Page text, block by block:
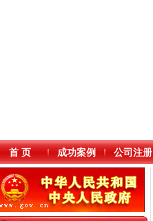
首 页 成功案例 公司注册